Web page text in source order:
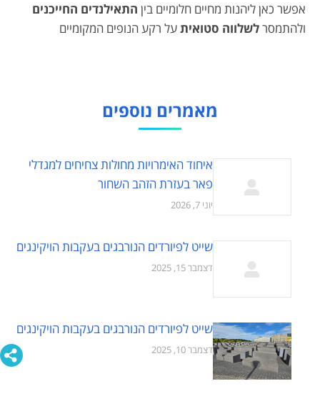
אפשר כאן ליהנות מחיים חלומיים בין התאילנדים החייכנים
ולהתמסרלשלווה סטואיתעל רקע הנופים המקומיים
מאמרים נוספים
איחוד האימרויות מחולות צחיחים למגדלי
פאר בעזרת הזהב השחור
יוני 7, 2026
שייט לפיורדים הנורבגים בעקבות הויקינגים
דצמבר 15, 2025
שייט לפיורדים הנורבגים בעקבות הויקינגים
דצמבר 10, 2025